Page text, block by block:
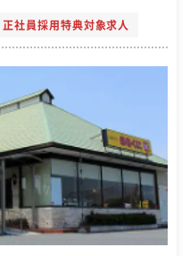
正社員採用特典対象求人